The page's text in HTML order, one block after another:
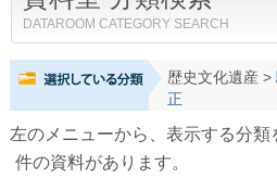
DATAROOM CATEGORY SEARCH
歴史文化遺産>
正
左のメニューから、表示する分類
件の資料があります。